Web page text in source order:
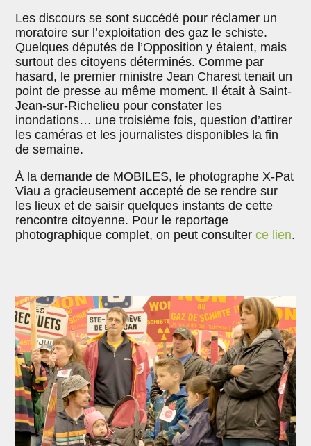
Les discours se sont succédé pour réclamer un
moratoire sur l’exploitation des gaz le schiste.
Quelques députés de l’Opposition y étaient, mais
surtout des citoyens déterminés. Comme par
hasard, le premier ministre Jean Charest tenait un
point de presse au même moment. Il était à Saint-
Jean-sur-Richelieu pour constater les
inondations… une troisième fois, question d’attirer
les caméras et les journalistes disponibles la fin
de semaine.
À la demande de MOBILES, le photographe X-Pat
Viau a gracieusement accepté de se rendre sur
les lieux et de saisir quelques instants de cette
rencontre citoyenne. Pour le reportage
photographique complet, on peut consulterce lien.